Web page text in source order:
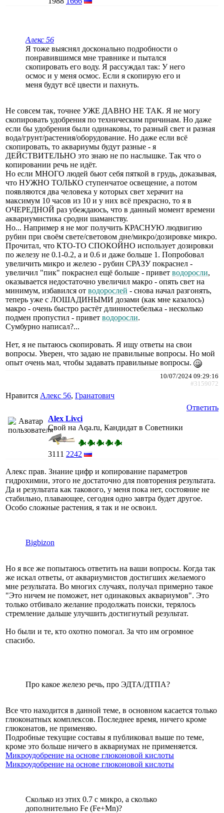
Алекс 56
Я тоже выяснял досконально подробности о
понравившимся мне травнике и пытался
скопировать его воду. Я рассуждал так: У него
осмос и у меня осмос. Если я скопирую его и
меня будут всё цвести и пахнуть.
Не совсем так, точнее УЖЕ ДАВНО НЕ ТАК. Я не могу
скопировать удобрения по техническим причинам. Но даже
если бы удобрения были одинаковы, то разный свет и разная
вода/грунт/растения/оборудование. Но даже если всё
скопировать, то аквариумы будут разные - я
ДЕЙСТВИТЕЛЬНО это знаю не по наслышке. Так что о
копировании речь не идёт.
Но если МНОГО людей бьют себя пяткой в грудь, доказывая,
что НУЖНО ТОЛЬКО ступенчатое освещение, а потом
появляются два человека у которых свет херачит на
максимум 10 часов из 10 и у них всё прекрасно, то я в
ОЧЕРЕДНОЙ раз убеждаюсь, что в данный момент времени
аквариумистика сродни шаманству.
Но... Например я не мог получить КРАСНУЮ людвигию
рубин при своём свете/световом дне/микро/дозировке микро.
Прочитал, что КТО-ТО СПОКОЙНО использует дозировки
по железу не 0.1-0.2, а и 0.6 и даже больше 1. Попробовал
увеличить микро и железо - рубин СРАЗУ покраснел -
увеличил "пик" покраснел ещё больше - привет водоросли,
оказывается недостаточно увеличил макро - опять свет на
минимум, избавился от водорослей - снова начал разгонять,
теперь уже с ЛОШАДИНЫМИ дозами (как мне казалось)
макро - очень быстро растёт длинностебелька - несколько
подмен пропустил - привет водоросли.
Сумбурно написал?...
Нет, я не пытаюсь скопировать. Я ищу ответы на свои
вопросы. Уверен, что задаю не правильные вопросы. Но мой
опыт очень мал, чтобы задавать правильные вопросы.
10/07/2024 09:29:16
#3159072
Нравится Алекс 56, Гранатович
Ответить
Alex Livci
Свой на Aqa.ru, Кандидат в Советники
3111 2242
Алекс прав. Знание цифр и копирование параметров
гидрохимии, этого не достаточно для повторения результата.
Да и результата как такового, у меня пока нет, состояние не
стабильно, плавающее, сегодня одно завтра будет другое.
Особо сложные растения, я так и не освоил.
Bigbizon
Но я все же попытаюсь ответить на ваши вопросы. Когда так
же искал ответы, от аквариумистов достигших желаемого
мне результата. Во многих случаях, получал примерно такое
"Это ничем не поможет, нет одинаковых аквариумов". Это
только отбивало желание продолжать поиски, терялось
стремление дальше улучшить достигнутый результат.
Но были и те, кто охотно помогал. За что им огромное
спасибо.
Про какое железо речь, про ЭДТА/ДТПА?
Все что находится в данной теме, в основном касается только
глюконатных комплексов. Последнее время, ничего кроме
глюконатов, не применяю.
Подробные текущие составы я публиковал выше по теме,
кроме это больше ничего в аквариумах не применяется.
Микроудобрение на основе глюконовой кислоты
Микроудобрение на основе глюконовой кислоты
Сколько из этих 0.7 с микро, а сколько
дополнительно Fe (Fe+Mn)?